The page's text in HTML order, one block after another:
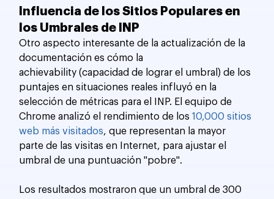
Influencia de los Sitios Populares en
los Umbrales de INP
Otro aspecto interesante de la actualización de la
documentación es cómo la
achievability (capacidad de lograr el umbral) de los
puntajes en situaciones reales influyó en la
selección de métricas para el INP. El equipo de
Chrome analizó el rendimiento de los 10,000 sitios
web más visitados, que representan la mayor
parte de las visitas en Internet, para ajustar el
umbral de una puntuación "pobre".
Los resultados mostraron que un umbral de 300